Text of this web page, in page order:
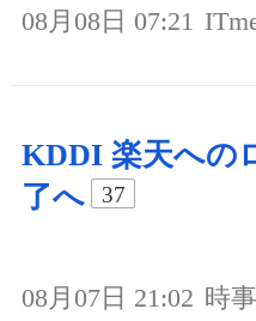
08月08日 07:21
KDDI 楽天への
了へ
37
08月07日 21:02 時